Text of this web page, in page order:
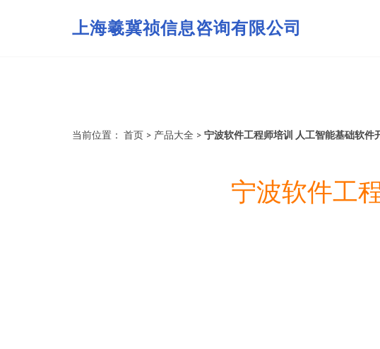
上海羲冀祯信息咨询有限公司
当前位置： 首页 > 产品大全 > 宁波软件工程师培训 人工智能基础软件
宁波软件工